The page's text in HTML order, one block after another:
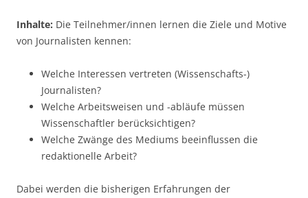
Inhalte: Die Teilnehmer/innen lernen die Ziele und Motive
von Journalisten kennen:
Welche Interessen vertreten (Wissenschafts-)
Journalisten?
Welche Arbeitsweisen und -abläufe müssen
Wissenschaftler berücksichtigen?
Welche Zwänge des Mediums beeinflussen die
redaktionelle Arbeit?
Dabei werden die bisherigen Erfahrungen der